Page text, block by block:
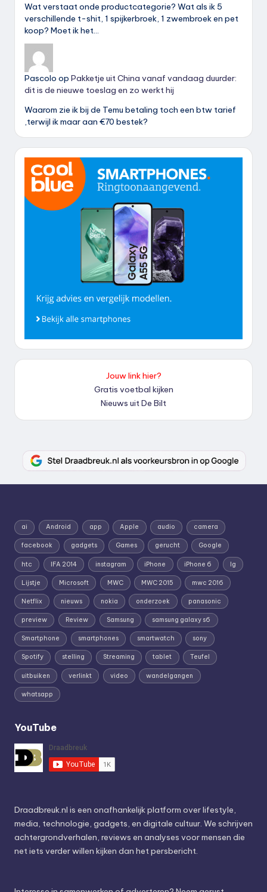
Wat verstaat onde productcategorie? Wat als ik 5
verschillende t-shit, 1 spijkerbroek, 1 zwembroek en pet
koop? Moet ik het…
Pascolo op Pakketje uit China vanaf vandaag duurder:
dit is de nieuwe toeslag en zo werkt hij
Waarom zie ik bij de Temu betaling toch een btw tarief
,terwijl ik maar aan €70 bestek?
Jouw link hier?
Gratis voetbal kijken
Nieuws uit De Bilt
ai Android app Apple audio camera
facebook gadgets Games gerucht Google
htc IFA 2014 instagram iPhone iPhone 6 lg
Lijstje Microsoft MWC MWC 2015 mwc 2016
Netflix nieuws nokia onderzoek panasonic
preview Review Samsung samsung galaxy s6
Smartphone smartphones smartwatch sony
Spotify stelling Streaming tablet Teufel
uitbuiken verlinkt video wandelgangen
whatsapp
YouTube
Draadbreuk.nl is een onafhankelijk platform over lifestyle,
media, technologie, gadgets, en digitale cultuur. We schrijven
achtergrondverhalen, reviews en analyses voor mensen die
net iets verder willen kijken dan het persbericht.